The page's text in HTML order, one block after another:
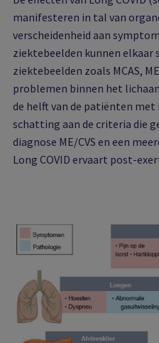
manifesteren in tal van
verscheidenheid aan
ziektebeelden kunnen elkaar
ziektebeelden zoals MCAS,
problemen binnen het
de helft van de patiënten met
schatting aan de criteria die
diagnose ME/CVS en een
Long COVID ervaart post-